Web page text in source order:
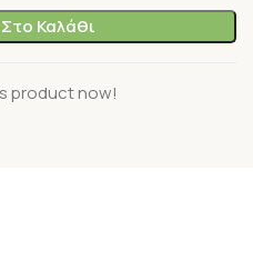
Καλάθι
product now!